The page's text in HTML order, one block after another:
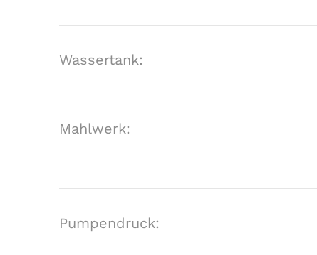
Wassertank:
Mahlwerk:
Pumpendruck: